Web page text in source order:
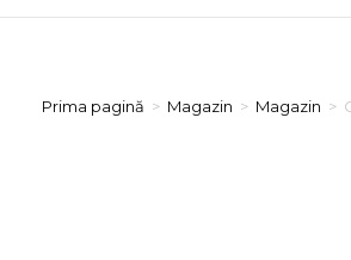
Prima pagină > Magazin > Magazin >